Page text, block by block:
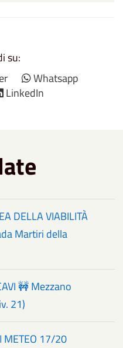
su:
Whatsapp
LinkedIn
DELLA VIABILITÀ
Martiri della
🚧 Mezzano
21)
METEO 17/20